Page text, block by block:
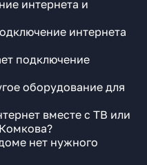
интернета и
интернета
подключение
оборудование для
вместе с ТВ или
нет нужного